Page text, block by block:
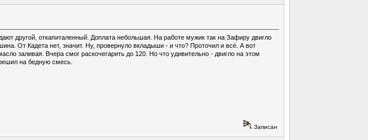
другой, откапиталенный. Доплата небольшая. На работе мужик так на Зафиру двигло
От Кадета нет, значит. Ну, провернуло вкладыши - и что? Проточил и всё. А вот
заливая. Вчера смог раскочегарить до 120. Но что удивительно - двигло на этом
на бедную смесь.
Записан